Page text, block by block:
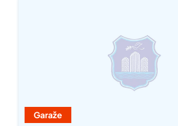
Garaže